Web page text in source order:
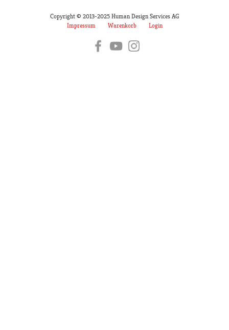
Copyright © 2013-2025 Human Design Services AG
Impressum
Warenkorb Login